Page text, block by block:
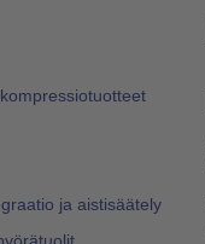
ja aistisäätely